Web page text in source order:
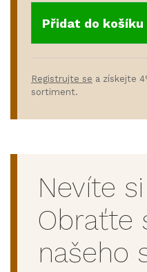
Přidat do košíku
Registrujte se a získejte
sortiment.
Nevíte
Obraťte
našeho